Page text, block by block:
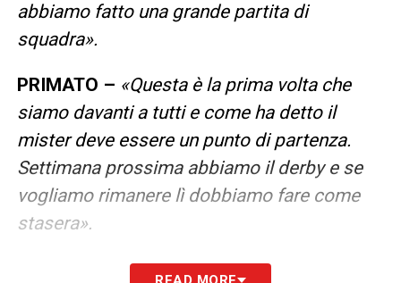
abbiamo fatto una grande partita di
squadra».
PRIMATO – «Questa è la prima volta che
siamo davanti a tutti e come ha detto il
mister deve essere un punto di partenza.
Settimana prossima abbiamo il derby e se
vogliamo rimanere lì dobbiamo fare come
stasera».
LEGGI LE DICHIARAZIONI COMPLETE SU